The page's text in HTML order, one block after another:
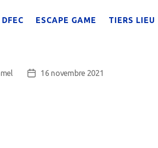
ESCAPE GAME TIERS LIEU
Date16 novembre 2021